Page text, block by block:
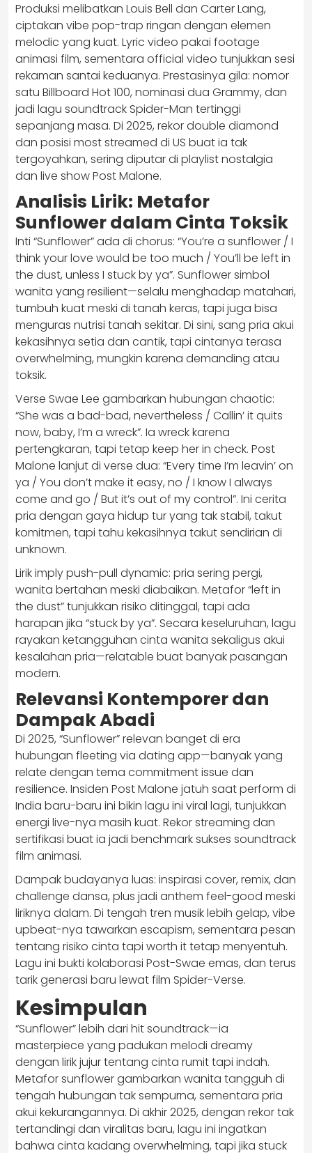
Produksi melibatkan Louis Bell dan Carter Lang,
ciptakan vibe pop-trap ringan dengan elemen
melodic yang kuat. Lyric video pakai footage
animasi film, sementara official video tunjukkan sesi
rekaman santai keduanya. Prestasinya gila: nomor
satu Billboard Hot 100, nominasi dua Grammy, dan
jadi lagu soundtrack Spider-Man tertinggi
sepanjang masa. Di 2025, rekor double diamond
dan posisi most streamed di US buat ia tak
tergoyahkan, sering diputar di playlist nostalgia
dan live show Post Malone.
Analisis Lirik: Metafor
Sunflower dalam Cinta Toksik
Inti “Sunflower” ada di chorus: “You’re a sunflower / I
think your love would be too much / You’ll be left in
the dust, unless I stuck by ya”. Sunflower simbol
wanita yang resilient—selalu menghadap matahari,
tumbuh kuat meski di tanah keras, tapi juga bisa
menguras nutrisi tanah sekitar. Di sini, sang pria akui
kekasihnya setia dan cantik, tapi cintanya terasa
overwhelming, mungkin karena demanding atau
toksik.
Verse Swae Lee gambarkan hubungan chaotic:
“She was a bad-bad, nevertheless / Callin’ it quits
now, baby, I’m a wreck”. Ia wreck karena
pertengkaran, tapi tetap keep her in check. Post
Malone lanjut di verse dua: “Every time I’m leavin’ on
ya / You don’t make it easy, no / I know I always
come and go / But it’s out of my control”. Ini cerita
pria dengan gaya hidup tur yang tak stabil, takut
komitmen, tapi tahu kekasihnya takut sendirian di
unknown.
Lirik imply push-pull dynamic: pria sering pergi,
wanita bertahan meski diabaikan. Metafor “left in
the dust” tunjukkan risiko ditinggal, tapi ada
harapan jika “stuck by ya”. Secara keseluruhan, lagu
rayakan ketangguhan cinta wanita sekaligus akui
kesalahan pria—relatable buat banyak pasangan
modern.
Relevansi Kontemporer dan
Dampak Abadi
Di 2025, “Sunflower” relevan banget di era
hubungan fleeting via dating app—banyak yang
relate dengan tema commitment issue dan
resilience. Insiden Post Malone jatuh saat perform di
India baru-baru ini bikin lagu ini viral lagi, tunjukkan
energi live-nya masih kuat. Rekor streaming dan
sertifikasi buat ia jadi benchmark sukses soundtrack
film animasi.
Dampak budayanya luas: inspirasi cover, remix, dan
challenge dansa, plus jadi anthem feel-good meski
liriknya dalam. Di tengah tren musik lebih gelap, vibe
upbeat-nya tawarkan escapism, sementara pesan
tentang risiko cinta tapi worth it tetap menyentuh.
Lagu ini bukti kolaborasi Post-Swae emas, dan terus
tarik generasi baru lewat film Spider-Verse.
Kesimpulan
“Sunflower” lebih dari hit soundtrack—ia
masterpiece yang padukan melodi dreamy
dengan lirik jujur tentang cinta rumit tapi indah.
Metafor sunflower gambarkan wanita tangguh di
tengah hubungan tak sempurna, sementara pria
akui kekurangannya. Di akhir 2025, dengan rekor tak
tertandingi dan viralitas baru, lagu ini ingatkan
bahwa cinta kadang overwhelming, tapi jika stuck